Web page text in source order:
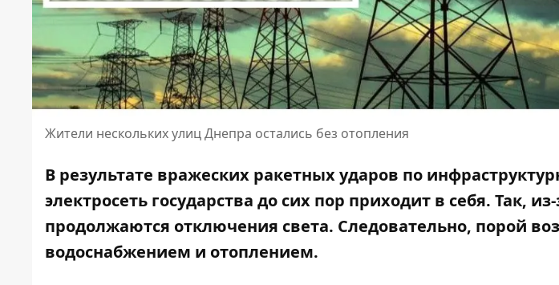
Жители нескольких улиц Днепра остались без отопления
В результате вражеских ракетных ударов по
электросеть государства до сих пор приходит в себя. Так, из-
продолжаются отключения света. Следовательно, порой
водоснабжением и отоплением.